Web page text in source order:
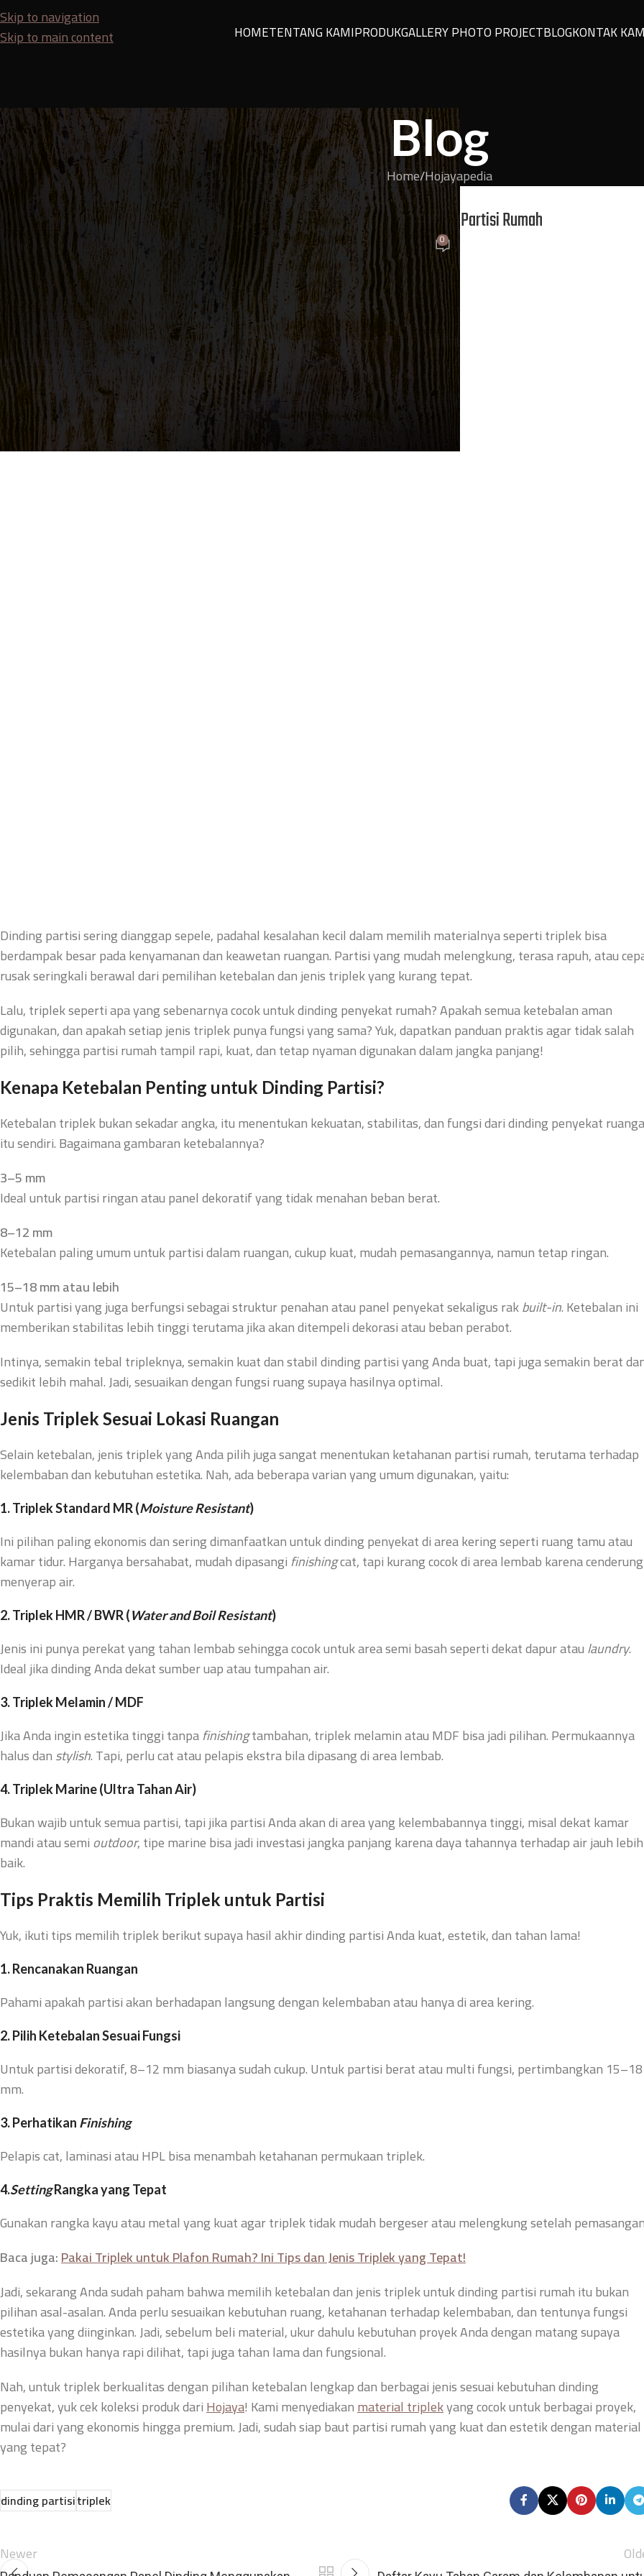
Skip to navigation
Skip to main content
HOMETENTANG KAMIPRODUKGALLERY PHOTO PROJECTBLOGKONTAK
Blog
Home Hojayapedia
HOJAYAPEDIA
Panduan Memilih Ketebalan dan Jenis Triplek untuk Dinding Partisi Rumah
Posted by SEO Team On 14 Januari 2026 0
Dinding partisi sering dianggap sepele, padahal kesalahan kecil dalam memilih materialnya seperti triplek bisa
berdampak besar pada kenyamanan dan keawetan ruangan. Partisi yang mudah melengkung, terasa rapuh, atau
rusak seringkali berawal dari pemilihan ketebalan dan jenis triplek yang kurang tepat.
Lalu, triplek seperti apa yang sebenarnya cocok untuk dinding penyekat rumah? Apakah semua ketebalan aman
digunakan, dan apakah setiap jenis triplek punya fungsi yang sama? Yuk, dapatkan panduan praktis agar tidak salah
pilih, sehingga partisi rumah tampil rapi, kuat, dan tetap nyaman digunakan dalam jangka panjang!
Kenapa Ketebalan Penting untuk Dinding Partisi?
Ketebalan triplek bukan sekadar angka, itu menentukan kekuatan, stabilitas, dan fungsi dari dinding penyekat
itu sendiri. Bagaimana gambaran ketebalannya?
3–5 mm
Ideal untuk partisi ringan atau panel dekoratif yang tidak menahan beban berat.
8–12 mm
Ketebalan paling umum untuk partisi dalam ruangan, cukup kuat, mudah pemasangannya, namun tetap ringan.
15–18 mm atau lebih
Untuk partisi yang juga berfungsi sebagai struktur penahan atau panel penyekat sekaligus rakbuilt-in. Ketebalan ini
memberikan stabilitas lebih tinggi terutama jika akan ditempeli dekorasi atau beban perabot.
Intinya, semakin tebal tripleknya, semakin kuat dan stabil dinding partisi yang Anda buat, tapi juga semakin berat
sedikit lebih mahal. Jadi, sesuaikan dengan fungsi ruang supaya hasilnya optimal.
Jenis Triplek Sesuai Lokasi Ruangan
Selain ketebalan, jenis triplek yang Anda pilih juga sangat menentukan ketahanan partisi rumah, terutama terhadap
kelembaban dan kebutuhan estetika. Nah, ada beberapa varian yang umum digunakan, yaitu:
1. Triplek Standard MR (Moisture Resistant)
Ini pilihan paling ekonomis dan sering dimanfaatkan untuk dinding penyekat di area kering seperti ruang tamu atau
kamar tidur. Harganya bersahabat, mudah dipasangifinishingcat, tapi kurang cocok di area lembab karena cenderung
menyerap air.
2. Triplek HMR / BWR (Water and Boil Resistant)
Jenis ini punya perekat yang tahan lembab sehingga cocok untuk area semi basah seperti dekat dapur ataulaundry.
Ideal jika dinding Anda dekat sumber uap atau tumpahan air.
3. Triplek Melamin / MDF
Jika Anda ingin estetika tinggi tanpafinishingtambahan, triplek melamin atau MDF bisa jadi pilihan. Permukaannya
halus danstylish. Tapi, perlu cat atau pelapis ekstra bila dipasang di area lembab.
4. Triplek Marine (Ultra Tahan Air)
Bukan wajib untuk semua partisi, tapi jika partisi Anda akan di area yang kelembabannya tinggi, misal dekat kamar
mandi atau semioutdoor, tipe marine bisa jadi investasi jangka panjang karena daya tahannya terhadap air jauh lebih
baik.
Tips Praktis Memilih Triplek untuk Partisi
Yuk, ikuti tips memilih triplek berikut supaya hasil akhir dinding partisi Anda kuat, estetik, dan tahan lama!
1. Rencanakan Ruangan
Pahami apakah partisi akan berhadapan langsung dengan kelembaban atau hanya di area kering.
2. Pilih Ketebalan Sesuai Fungsi
Untuk partisi dekoratif, 8–12 mm biasanya sudah cukup. Untuk partisi berat atau multi fungsi, pertimbangkan 15–18
mm.
3. Perhatikan Finishing
Pelapis cat, laminasi atau HPL bisa menambah ketahanan permukaan triplek.
4.SettingRangka yang Tepat
Gunakan rangka kayu atau metal yang kuat agar triplek tidak mudah bergeser atau melengkung setelah
Baca juga:Pakai Triplek untuk Plafon Rumah? Ini Tips dan Jenis Triplek yang Tepat!
Jadi, sekarang Anda sudah paham bahwa memilih ketebalan dan jenis triplek untuk dinding partisi rumah itu bukan
pilihan asal-asalan. Anda perlu sesuaikan kebutuhan ruang, ketahanan terhadap kelembaban, dan tentunya fungsi
estetika yang diinginkan. Jadi, sebelum beli material, ukur dahulu kebutuhan proyek Anda dengan matang supaya
hasilnya bukan hanya rapi dilihat, tapi juga tahan lama dan fungsional.
Nah, untuk triplek berkualitas dengan pilihan ketebalan lengkap dan berbagai jenis sesuai kebutuhan dinding
penyekat, yuk cek koleksi produk dariHojaya! Kami menyediakanmaterial triplekyang cocok untuk berbagai proyek,
mulai dari yang ekonomis hingga premium. Jadi, sudah siap baut partisi rumah yang kuat dan estetik dengan material
yang tepat?
dinding partisitriplek
Newer